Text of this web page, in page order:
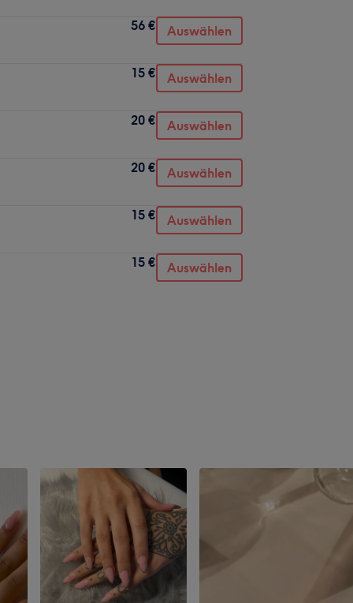
56 € Auswählen
15 € Auswählen
20 € Auswählen
20 € Auswählen
15 € Auswählen
15 € Auswählen